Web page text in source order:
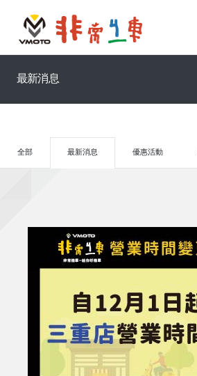
最新消息
全部 最新消息 優惠活動